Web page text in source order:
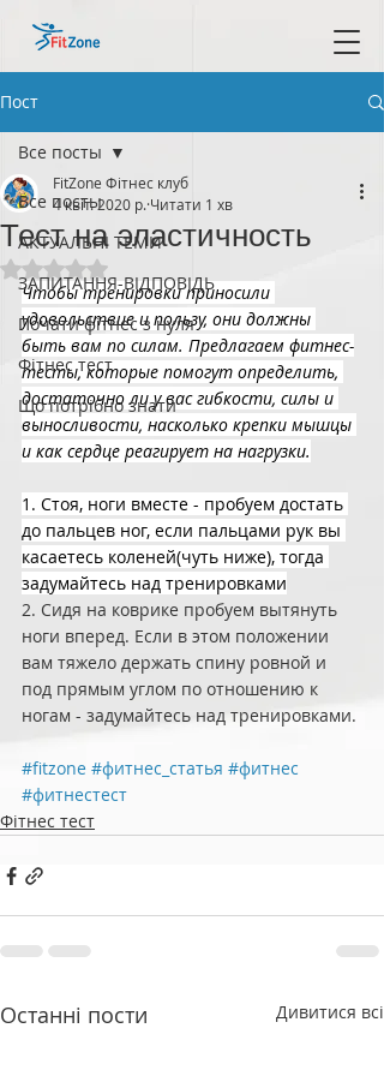
Пост
Все посты
АКТУАЛЬНІ ТЕМИ
ЗАПИТАННЯ-ВІДПОВІДЬ
Почати фітнес з нуля
Фітнес тест
Що потрібно знати
Все посты
Тест на эластичность
FitZone Фітнес клуб
4 квіт. 2020 р. Читати 1 хв
Оцінка: NaN з 5 зірок.
Чтобы тренировки приносили
удовольствие и пользу, они должны
быть вам по силам. Предлагаем фитнес-
тесты, которые помогут определить,
достаточно ли у вас гибкости, силы и
выносливости, насколько крепки мышцы
и как сердце реагирует на нагрузки.
1. Стоя, ноги вместе - пробуем достать
до пальцев ног, если пальцами рук вы
касаетесь коленей(чуть ниже), тогда
задумайтесь над тренировками
2. Сидя на коврике пробуем вытянуть
ноги вперед. Если в этом положении
вам тяжело держать спину ровной и
под прямым углом по отношению к
ногам - задумайтесь над тренировками.
#fitzone #фитнес_статья #фитнес
#фитнестест
Фітнес тест
Останні пости Дивитися всі